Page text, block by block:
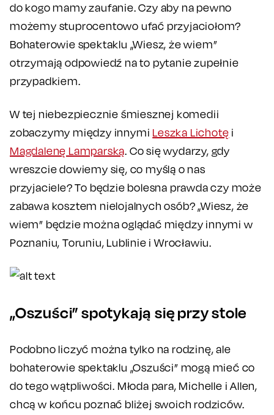
do kogo mamy zaufanie. Czy aby na pewno
możemy stuprocentowo ufać przyjaciołom?
Bohaterowie spektaklu „Wiesz, że wiem”
otrzymają odpowiedź na to pytanie zupełnie
przypadkiem.
W tej niebezpiecznie śmiesznej komedii
zobaczymy między innymi Leszka Lichotę i
Magdalenę Lamparską. Co się wydarzy, gdy
wreszcie dowiemy się, co myślą o nas
przyjaciele? To będzie bolesna prawda czy może
zabawa kosztem nielojalnych osób? „Wiesz, że
wiem” będzie można oglądać między innymi w
Poznaniu, Toruniu, Lublinie i Wrocławiu.
„Oszuści” spotykają się przy stole
Podobno liczyć można tylko na rodzinę, ale
bohaterowie spektaklu „Oszuści” mogą mieć co
do tego wątpliwości. Młoda para, Michelle i Allen,
chcą w końcu poznać bliżej swoich rodziców.